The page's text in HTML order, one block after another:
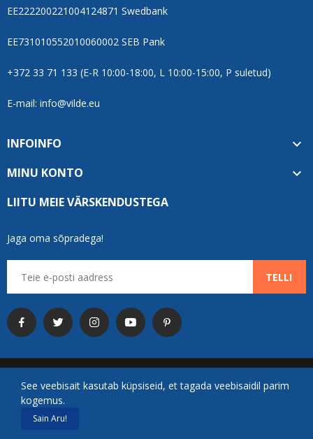
EE222200221004124871 Swedbank
EE731010552010060002 SEB Pank
+372 33 71 133 (E-R 10:00-18:00, L 10:00-15:00, P suletud)
E-mail: info@vilde.eu
INFOINFO 
MINU KONTO 
LIITU MEIE VÄRSKENDUSTEGA
Jaga oma sõpradega!
TELLI
Copyright © 2025 Vilde OÜ. Kõik õigused kaitstud.
See veebisait kasutab küpsiseid, et tagada veebisaidil parim
kogemus.
Sain Aru!